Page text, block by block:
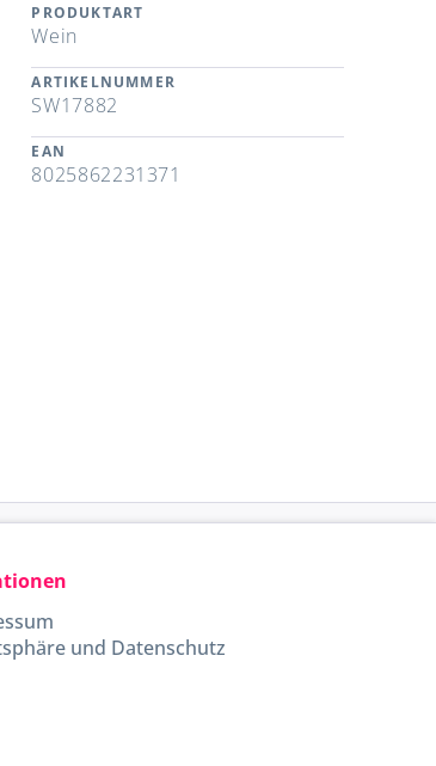
PRODUKTART
Wein
ARTIKELNUMMER
SW17882
EAN
8025862231371
und Datenschutz